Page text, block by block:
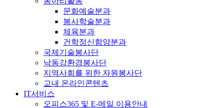
문화예술분과
봉사학술분과
체육분과
건학정신함양분과
국제기술봉사단
낙동강환경봉사단
지역사회를 위한 자원봉사단
교내 온라인콘텐츠
IT서비스
오피스365 및 E-메일 이용안내